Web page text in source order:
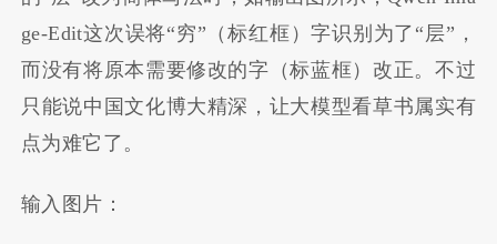
ge-Edit这次误将“穷”（标红框）字识别为了“层”，
而没有将原本需要修改的字（标蓝框）改正。不过
只能说中国文化博大精深，让大模型看草书属实有
点为难它了。
输入图片：